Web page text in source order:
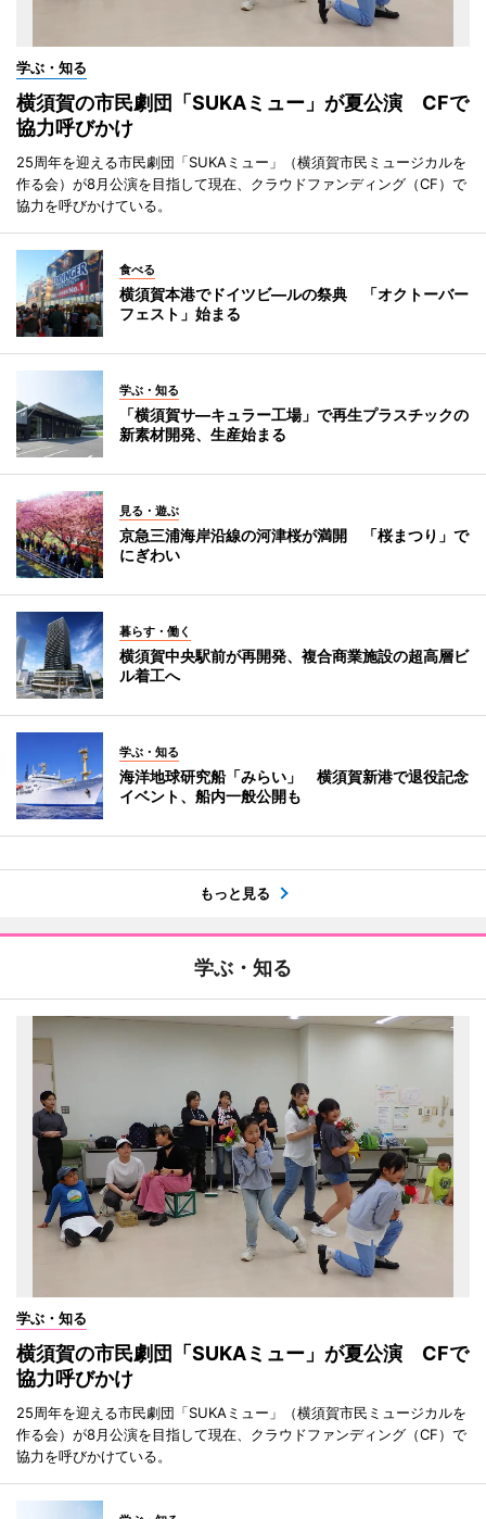
学ぶ・知る
横須賀の市民劇団「SUKAミュー」が夏公演 CFで
協力呼びかけ
25周年を迎える市民劇団「SUKAミュー」（横須賀市民ミュージカルを
作る会）が8月公演を目指して現在、クラウドファンディング（CF）で
協力を呼びかけている。
食べる
横須賀本港でドイツビ―ルの祭典 「オクトーバー
フェスト」始まる
学ぶ・知る
「横須賀サ―キュラー工場」で再生プラスチックの
新素材開発、生産始まる
見る・遊ぶ
京急三浦海岸沿線の河津桜が満開 「桜まつり」で
にぎわい
暮らす・働く
横須賀中央駅前が再開発、複合商業施設の超高層ビ
ル着工へ
学ぶ・知る
海洋地球研究船「みらい」 横須賀新港で退役記念
イベント、船内一般公開も
もっと見る
学ぶ・知る
学ぶ・知る
横須賀の市民劇団「SUKAミュー」が夏公演 CFで
協力呼びかけ
25周年を迎える市民劇団「SUKAミュー」（横須賀市民ミュージカルを
作る会）が8月公演を目指して現在、クラウドファンディング（CF）で
協力を呼びかけている。